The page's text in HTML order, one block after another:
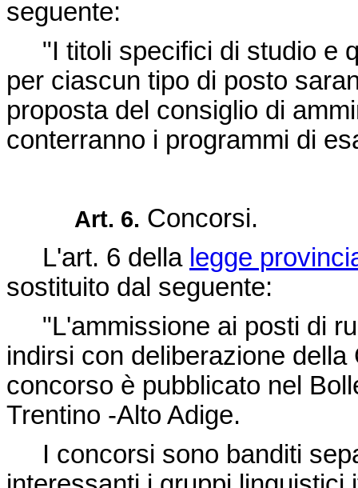
seguente:
"I titoli specifici di studio e
per ciascun tipo di posto
proposta del consiglio di
conterranno i programmi di
Art. 6. Concorsi.
L'art. 6 della legge
sostituito dal seguente:
"L'ammissione ai posti di
indirsi con deliberazione
concorso è pubblicato nel
Trentino -Alto Adige.
I concorsi sono banditi